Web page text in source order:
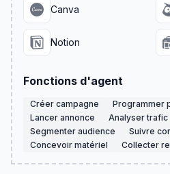
Canva
Notion
Fonctions d'agent
Créer campagne
Programmer
Lancer annonce
Analyser trafic
Segmenter audience
Suivre
Concevoir matériel
Collecter